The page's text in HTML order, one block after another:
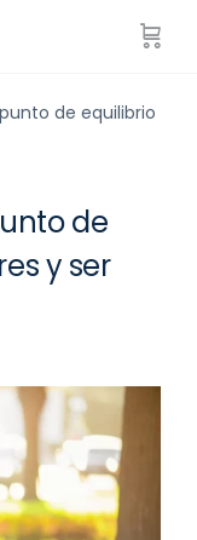
de equilibrio
de
y ser